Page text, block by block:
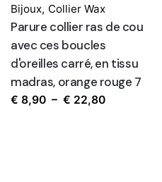
Bijoux, Collier Wax
Parure collier ras de cou
avec ces boucles
d'oreilles carré, en tissu
madras, orange rouge 7
€ 8,90 – € 22,80Plage